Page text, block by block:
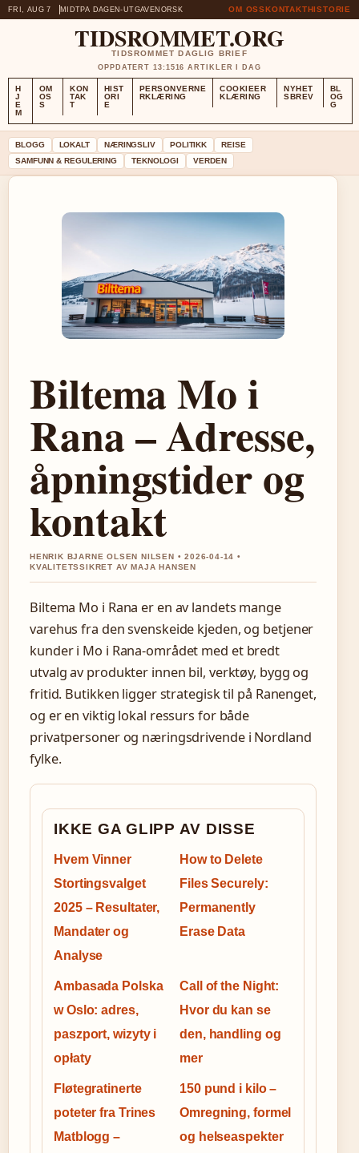
FRI, AUG 7 MIDTPA DAGEN-UTGAVENORSK OM OSSKONTAKTHISTORIE
TIDSROMMET.ORG
TIDSROMMET DAGLIG BRIEF
OPPDATERT 13:1516 ARTIKLER I DAG
H
J
E
M
OM
OS
S
KON
TAK
T
HIST
ORI
E
PERSONVERNE
RKLÆRING
COOKIEER
KLÆRING
NYHET
SBREV
BL
OG
G
BLOGG LOKALT NÆRINGSLIV POLITIKK
REISE
SAMFUNN & REGULERING
TEKNOLOGI VERDEN
Biltema Mo i
Rana – Adresse,
åpningstider og
kontakt
HENRIK BJARNE OLSEN NILSEN • 2026-04-14 •
KVALITETSSIKRET AV MAJA HANSEN
Biltema Mo i Rana er en av landets mange
varehus fra den svenskeide kjeden, og betjener
kunder i Mo i Rana-området med et bredt
utvalg av produkter innen bil, verktøy, bygg og
fritid. Butikken ligger strategisk til på Ranenget,
og er en viktig lokal ressurs for både
privatpersoner og næringsdrivende i Nordland
fylke.
IKKE GA GLIPP AV DISSE
Hvem Vinner
Stortingsvalget
2025 – Resultater,
Mandater og
Analyse
How to Delete
Files Securely:
Permanently
Erase Data
Ambasada Polska
w Oslo: adres,
paszport, wizyty i
opłaty
Call of the Night:
Hvor du kan se
den, handling og
mer
Fløtegratinerte
poteter fra Trines
Matblogg –
150 pund i kilo –
Omregning, formel
og helseaspekter